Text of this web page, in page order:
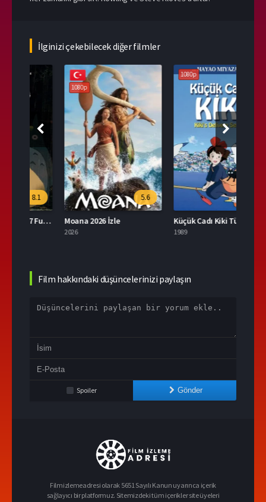
İlginizi çekebilecek diğer filmler
5.6
Moana 2026 İzle
7.8
Küçük Cadı Kiki Türkçe Dublaj İzle
Film hakkındaki düşüncelerinizi paylaşın
Spoiler Gönder
Filmizlemeadresi olarak 5651 Sayılı Kanun uyarınca içerik
sağlayıcı bir platformuz. Sitemizdeki tüm içerikler site üyeleri